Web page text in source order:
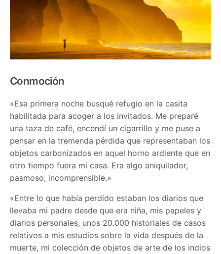
Conmoción
«Esa primera noche busqué refugio en la casita
habilitada para acoger a los invitados. Me preparé
una taza de café, encendí un cigarrillo y me puse a
pensar en la tremenda pérdida que representaban los
objetos carbonizados en aquel horno ardiente que en
otro tiempo fuera mi casa. Era algo aniquilador,
pasmoso, incomprensible.»
«Entre lo que había perdido estaban los diarios que
llevaba mi padre desde que era niña, mis papeles y
diarios personales, unos 20.000 historiales de casos
relativos a mis estudios sobre la vida después de la
muerte, mi colección de objetos de arte de los indios